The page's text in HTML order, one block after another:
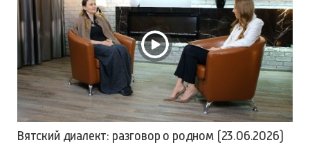
Вятский диалект: разговор о родном (23.06.2026)